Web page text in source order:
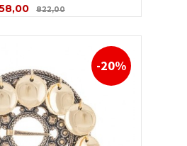
822,00Rabatt
-20%